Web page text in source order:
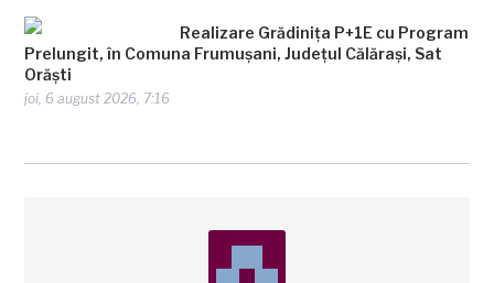
Realizare Grădinița P+1E cu Program
Prelungit, în Comuna Frumușani, Județul Călărași, Sat
Orăști
joi, 6 august 2026, 7:16